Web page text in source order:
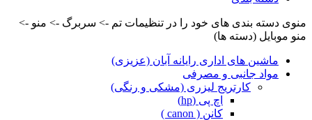
منوی دسته بندی های خود را در تنظیمات تم -> سربرگ -> منو ->
منو موبایل (دسته ها)
ماشین های اداری رایانه آبان (عزیزی)
مواد جانبی و مصرفی
کارتریج لیزری (مشکی و رنگی)
اچ پی (hp)
کانن ( canon )